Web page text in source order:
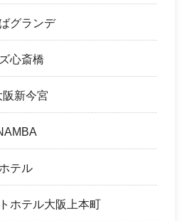
グランデ
心斎橋
新今宮
テル
ホテル大阪上本町